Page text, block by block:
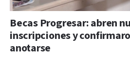
Becas Progresar: abren
inscripciones y
anotarse